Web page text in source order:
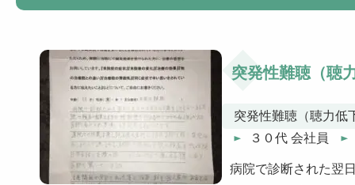
突発性難聴（聴
突発性難聴（聴力低
３０代 会社員
病院で診断された翌